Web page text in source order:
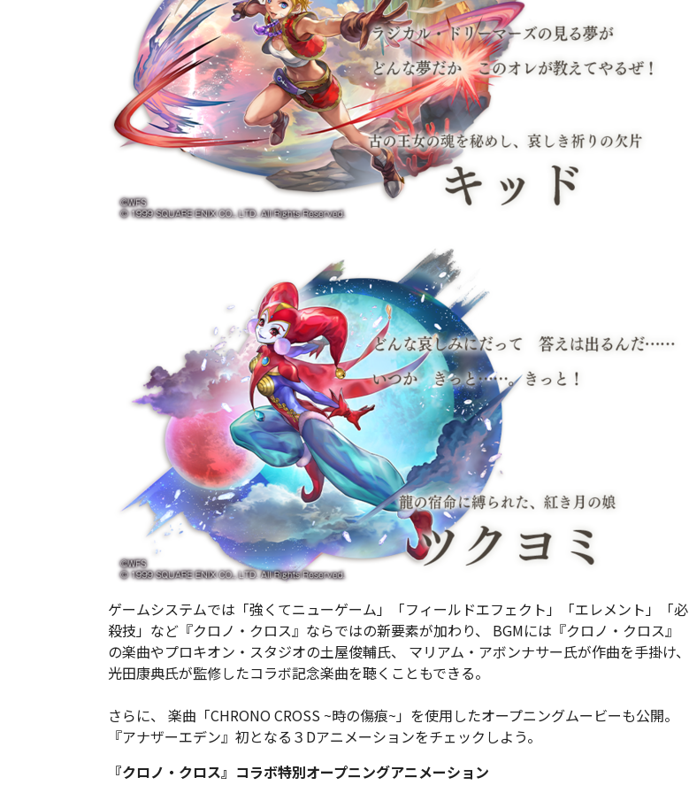
ゲームシステムでは「強くてニューゲーム」「フィールドエフェクト」「エレメント」「必
殺技」など『クロノ・クロス』ならではの新要素が加わり、 BGMには『クロノ・クロス』
の楽曲やプロキオン・スタジオの土屋俊輔氏、 マリアム・アボンナサー氏が作曲を手掛け、
光田康典氏が監修したコラボ記念楽曲を聴くこともできる。
さらに、 楽曲「CHRONO CROSS ~時の傷痕~」を使用したオープニングムービーも公開。
『アナザーエデン』初となる３Dアニメーションをチェックしよう。
『クロノ・クロス』コラボ特別オープニングアニメーション